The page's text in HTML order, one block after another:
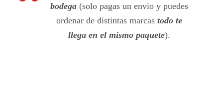
bodega (solo pagas un envio y puedes
ordenar de distintas marcastodo te
llega en el mismo paquete).